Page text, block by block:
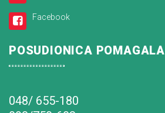
Facebook
POSUDIONICA POMAGALA
048/ 655-180